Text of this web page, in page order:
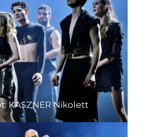
KASZNER Nikolett